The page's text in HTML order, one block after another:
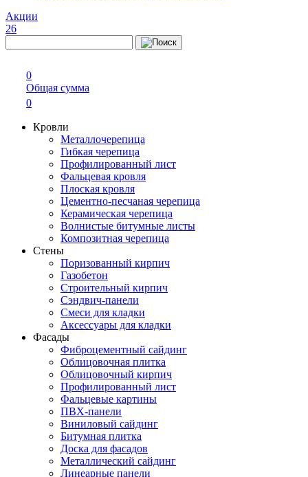
Акции
26
0
Общая сумма
0
Кровли
Металлочерепица
Гибкая черепица
Профилированный лист
Фальцевая кровля
Плоская кровля
Цементно-песчаная черепица
Керамическая черепица
Волнистые битумные листы
Композитная черепица
Стены
Поризованный кирпич
Газобетон
Строительный кирпич
Сэндвич-панели
Смеси для кладки
Аксессуары для кладки
Фасады
Фиброцементный сайдинг
Облицовочная плитка
Облицовочный кирпич
Профилированный лист
Фальцевые картины
ПВХ-панели
Виниловый сайдинг
Битумная плитка
Доска для фасадов
Металлический сайдинг
Линеарные панели